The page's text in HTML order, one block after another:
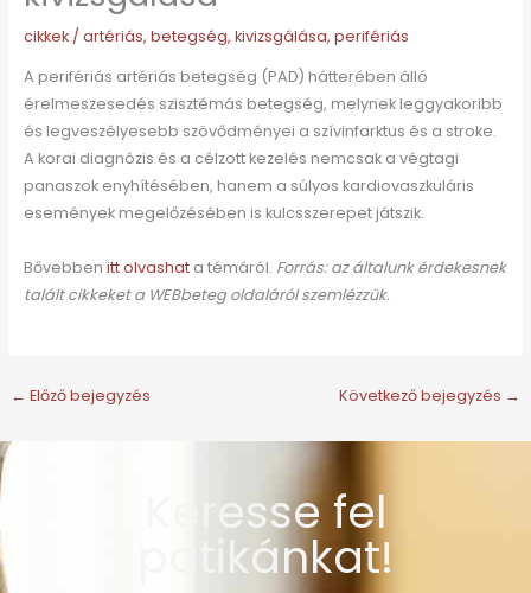
cikkek/ artériás, betegség, kivizsgálása, perifériás
A perifériás artériás betegség (PAD) hátterében álló
érelmeszesedés szisztémás betegség, melynek leggyakoribb
és legveszélyesebb szövődményei a szívinfarktus és a stroke.
A korai diagnózis és a célzott kezelés nemcsak a végtagi
panaszok enyhítésében, hanem a súlyos kardiovaszkuláris
események megelőzésében is kulcsszerepet játszik.
Bővebben itt olvashat a témáról. Forrás: az általunk érdekesnek
talált cikkeket a WEBbeteg oldaláról szemlézzük.
← Előző bejegyzés Következő bejegyzés →
Keresse fel
patikánkat!